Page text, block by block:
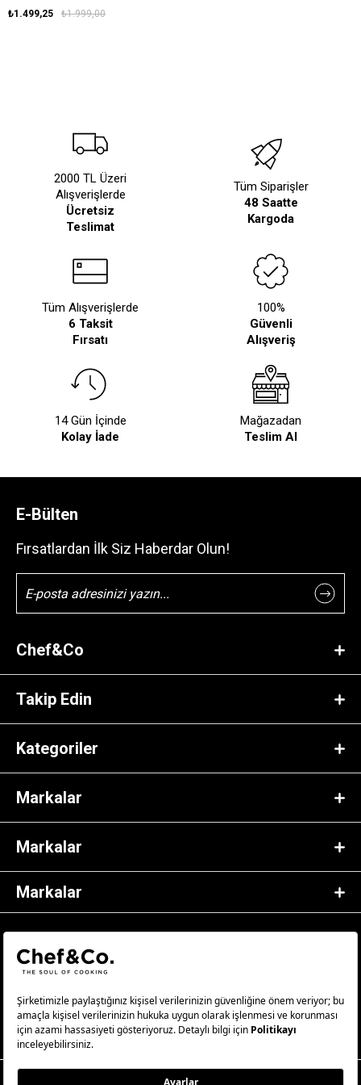
₺1.499,25 ₺1.999,00
2000 TL Üzeri
Alışverişlerde
Ücretsiz
Teslimat
Tüm Siparişler
48 Saatte
Kargoda
Tüm Alışverişlerde
6 Taksit
Fırsatı
100%
Güvenli
Alışveriş
14 Gün İçinde
Kolay İade
Mağazadan
Teslim Al
E-Bülten
Fırsatlardan İlk Siz Haberdar Olun!
Chef&Co
Takip Edin
Kategoriler
Markalar
Markalar
Markalar